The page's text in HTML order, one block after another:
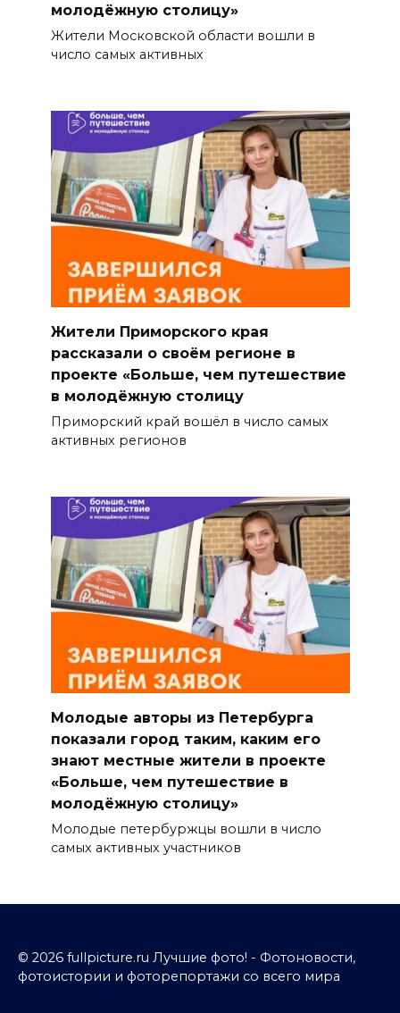
молодёжную столицу»
Жители Московской области вошли в
число самых активных
Жители Приморского края
рассказали о своём регионе в
проекте «Больше, чем путешествие
в молодёжную столицу
Приморский край вошёл в число самых
активных регионов
Молодые авторы из Петербурга
показали город таким, каким его
знают местные жители в проекте
«Больше, чем путешествие в
молодёжную столицу»
Молодые петербуржцы вошли в число
самых активных участников
© 2026 fullpicture.ru Лучшие фото! - Фотоновости,
фотоистории и фоторепортажи со всего мира